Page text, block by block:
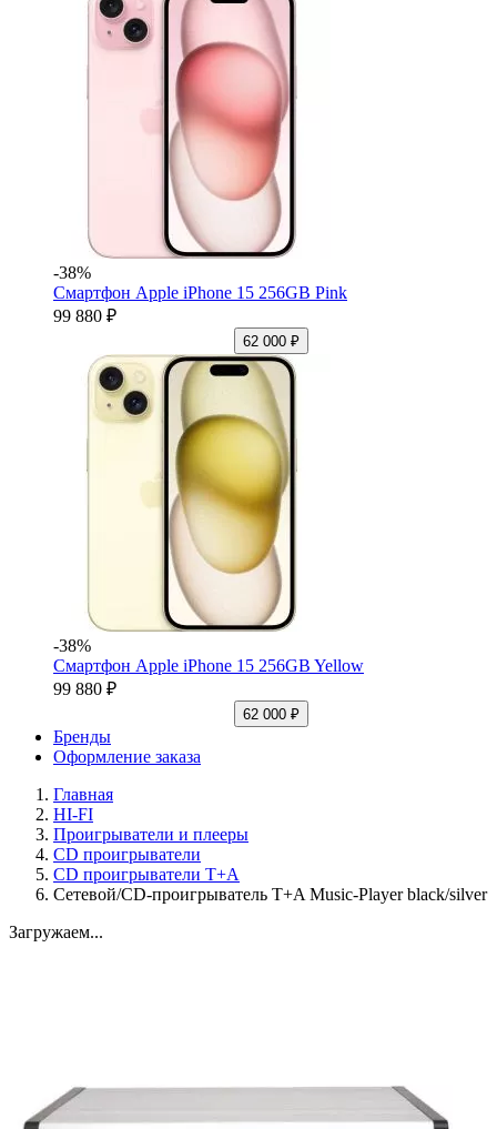
-38%
Смартфон Apple iPhone 15 256GB Pink
99 880 ₽
62 000 ₽
-38%
Смартфон Apple iPhone 15 256GB Yellow
99 880 ₽
62 000 ₽
Бренды
Оформление заказа
Главная
HI-FI
Проигрыватели и плееры
CD проигрыватели
CD проигрыватели T+A
Сетевой/CD-проигрыватель T+A Music-Player black/silver
Загружаем...